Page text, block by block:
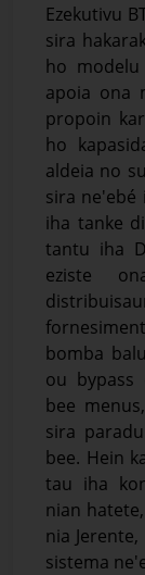
Ezekutivu
sira
ho modelu
apoia ona
propoin
ho
aldeia no
sira ne'ebé
iha tanke
tantu iha
eziste
bomba
ou bypass
bee
sira
bee. Hein
tau iha
nian
nia
sistema